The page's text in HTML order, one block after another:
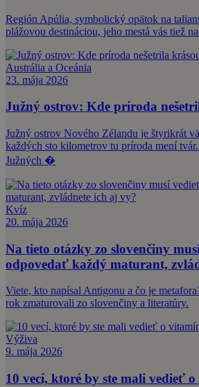
Región Apúlia, symbolický opätok na
plážovou destináciou, jeho mestá vás tiež
Austrália a Oceánia
23. mája 2026
Južný ostrov: Kde príroda
Južný ostrov Nového Zélandu je štyrikrát
každých sto kilometrov tu príroda mení
Južných �
Kvíz
20. mája 2026
Na tieto otázky zo slovenčiny
odpovedať každý maturant,
Viete, kto napísal Antigonu a čo je
rok zmaturovali zo slovenčiny a literatúry.
Výživa
9. mája 2026
10 vecí, ktoré by ste mali vedieť